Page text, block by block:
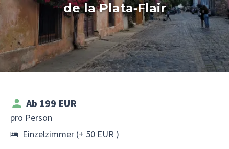
de la Plata‑Flair
Ab 199 EUR
pro Person
Einzelzimmer (+ 50 EUR )